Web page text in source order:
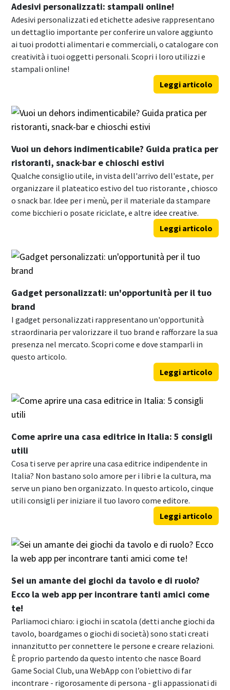
Adesivi personalizzati: stampali online!
Adesivi personalizzati ed etichette adesive rappresentano
un dettaglio importante per conferire un valore aggiunto
ai tuoi prodotti alimentari e commerciali, o catalogare con
creatività i tuoi oggetti personali. Scopri i loro utilizzi e
stampali online!
Leggi articolo
Vuoi un dehors indimenticabile? Guida pratica per
ristoranti, snack-bar e chioschi estivi
Qualche consiglio utile, in vista dell'arrivo dell'estate, per
organizzare il plateatico estivo del tuo ristorante , chiosco
o snack bar. Idee per i menù, per il materiale da stampare
come bicchieri o posate riciclate, e altre idee creative.
Leggi articolo
Gadget personalizzati: un'opportunità per il tuo
brand
I gadget personalizzati rappresentano un'opportunità
straordinaria per valorizzare il tuo brand e rafforzare la sua
presenza nel mercato. Scopri come e dove stamparli in
questo articolo.
Leggi articolo
Come aprire una casa editrice in Italia: 5 consigli
utili
Cosa ti serve per aprire una casa editrice indipendente in
Italia? Non bastano solo amore per i libri e la cultura, ma
serve un piano ben organizzato. In questo articolo, cinque
utili consigli per iniziare il tuo lavoro come editore.
Leggi articolo
Sei un amante dei giochi da tavolo e di ruolo?
Ecco la web app per incontrare tanti amici come
te!
Parliamoci chiaro: i giochi in scatola (detti anche giochi da
tavolo, boardgames o giochi di società) sono stati creati
innanzitutto per connettere le persone e creare relazioni.
È proprio partendo da questo intento che nasce Board
Game Social Club, una WebApp con l’obiettivo di far
incontrare - rigorosamente di persona - gli appassionati di